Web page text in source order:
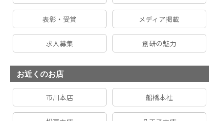
表彰・受賞 メディア掲載
求人募集 創研の魅力
お近くのお店
市川本店 船橋本社